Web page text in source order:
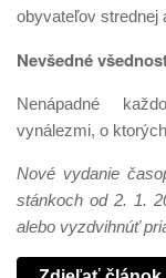
obyvateľov strednej
Nevšedné
Nenápadné
vynálezmi, o
Nové vydanie
stánkoch od 2. 1.
alebo vyzdvihnúť